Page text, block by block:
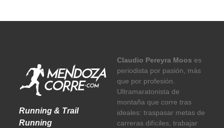
Running & Trail
Running
Claudio Pereyra Moos es
periodista por pasión, más
que por profesión.
Ultramaratonista de
montaña que corre tras
ideales: traspasar metas de
carreras difíciles, trabajar